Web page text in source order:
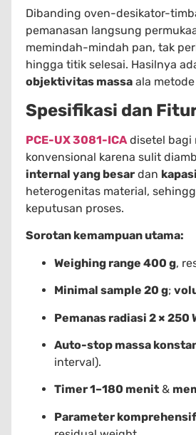
Dibanding oven-desikator-
pemanasan langsung
memindah-mindah pan, tak
hingga titik selesai. Hasilnya
objektivitas massa ala
Spesifikasi dan
PCE-UX 3081-ICAdisetel bagi
konvensional karena sulit
internal yang besar dan
heterogenitas material,
keputusan proses.
Sorotan kemampuan utama:
Weighing range 400 g,
Minimal sample 20 g;
Pemanas radiasi 2 × 250
Auto-stop massa
interval).
Timer 1–180 menit &
Parameter komprehensif